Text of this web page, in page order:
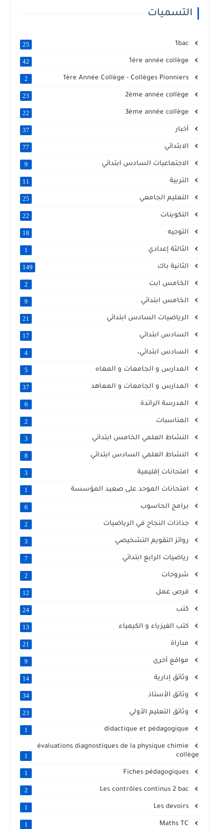
التسميات
1bac
25
42
1ère Année Collège - Collèges Pionniers
2
23
22
أخبار 37
الابتدائي 77
الاجتماعيات السادس ابتدائي 9
التربية 11
التعليم الجامعي 25
التكوينات 22
التوجيه 18
الثالثة إعدادي 1
الثانية باك 149
الخامس ابت 2
الخامس ابتدائي 9
الرياضيات السادس ابتدائي 21
السادس ابتدائي 17
السادس ابتدائي، 4
المدارس و الجامعات و المعاه 5
المدارس و الجامعات و المعاهد 37
المدرسة الرائدة 6
المناسبات 2
النشاط العلمي الخامس ابتدائي 3
النشاط العلمي السادس ابتدائي 8
امتحانات إقليمية 3
امتحانات الموحد على صعيد المؤسسة 1
برامج الحاسوب 6
جذاذات النجاح في الرياضيات 2
روائز التقويم التشخيصي 3
رياضيات الرابع ابتدائي 7
شروحات 2
فرص عمل 12
كتب 24
كتب الفيزياء و الكيمياء 13
مباراة 21
مواقع أخرى 9
وثائق إدارية 14
وثائق الأستاذ 34
وثائق التعليم الأولي 23
1
évaluations diagnostiques de la physique chimie
collège
1
Fiches pédagogiques
1
Les contrôles continus 2 bac
2
Les devoirs
1
1